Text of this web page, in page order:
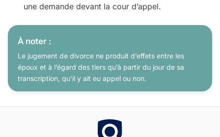
une demande devant la cour d’appel.
À noter :
Le jugement de divorce ne produit d’effets entre les
époux et à l’égard des tiers qu’à partir du jour de sa
transcription, qu’il y ait eu appel ou non.